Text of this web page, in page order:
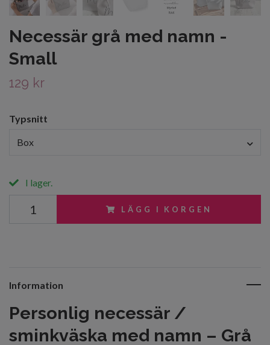
Necessär grå med namn -
Small
129 kr
Typsnitt
Box
I lager.
LÄGG I KORGEN
Information
Personlig necessär /
sminkväska med namn – Grå